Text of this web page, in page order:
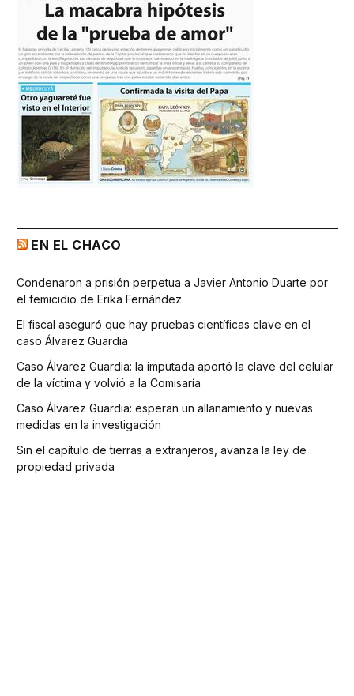
EN EL CHACO
Condenaron a prisión perpetua a Javier Antonio Duarte por
el femicidio de Erika Fernández
El fiscal aseguró que hay pruebas científicas clave en el
caso Álvarez Guardia
Caso Álvarez Guardia: la imputada aportó la clave del celular
de la víctima y volvió a la Comisaría
Caso Álvarez Guardia: esperan un allanamiento y nuevas
medidas en la investigación
Sin el capítulo de tierras a extranjeros, avanza la ley de
propiedad privada